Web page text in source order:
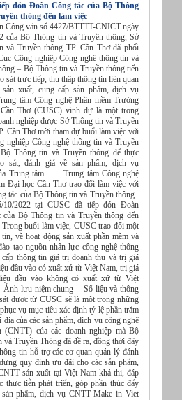
đón Đoàn Công tác của Bộ Thông
thông đến làm việc
Công văn số 4427/BTTTT-CNICT ngày
của Bộ Thông tin và Truyền thông, Sở
và Truyền thông TP. Cần Thơ đã phối
Công nghiệp Công nghệ thông tin và
– Bộ Thông tin và Truyền thông tiến
sát trực tiếp, thu thập thông tin liên quan
sản xuất, cung cấp sản phẩm, dịch vụ
tâm Công nghệ Phần mềm Trường
Thơ (CUSC) vinh dự là một trong
nghiệp được Sở Thông tin và Truyền
Cần Thơ mời tham dự buổi làm việc với
nghiệp Công nghệ thông tin và Truyền
Thông tin và Truyền thông để thực
sát, đánh giá về sản phẩm, dịch vụ
Trung tâm. Trung tâm Công nghệ
Đại học Cần Thơ trao đổi làm việc với
tác của Bộ Thông tin và Truyền thông
10/2022 tại CUSC đã tiếp đón Đoàn
của Bộ Thông tin và Truyền thông đến
Trong buổi làm việc, CUSC trao đổi một
về hoạt động sản xuất phần mềm và
tạo nguồn nhân lực công nghệ thông
cấp thông tin giá trị doanh thu và trị giá
đầu vào có xuất xứ từ Việt Nam, trị giá
đầu vào không có xuất xứ từ Việt
lưu niệm chung Số liệu và thông
được từ CUSC sẽ là một trong những
vụ mục tiêu xác định tỷ lệ phần trăm
địa của các sản phẩm, dịch vụ công nghệ
(CNTT) của các doanh nghiệp mà Bộ
và Truyền Thông đã đề ra, đồng thời đây
tin hỗ trợ các cơ quan quản lý đánh
quy định ưu đãi cho các sản phẩm,
sản xuất tại Việt Nam khả thi, đáp
thực tiễn phát triển, góp phần thúc đẩy
sản phẩm, dịch vụ CNTT Make in Viet